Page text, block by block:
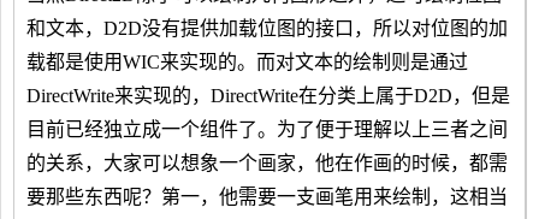
和文本，D2D没有提供加载位图的接口，所以对位图的加
载都是使用WIC来实现的。而对文本的绘制则是通过
DirectWrite来实现的，DirectWrite在分类上属于D2D，但是
目前已经独立成一个组件了。为了便于理解以上三者之间
的关系，大家可以想象一个画家，他在作画的时候，都需
要那些东西呢？第一，他需要一支画笔用来绘制，这相当